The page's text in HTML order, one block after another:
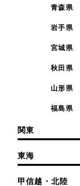
青森県
岩手県
宮城県
秋田県
山形県
福島県
関東
東海
甲信越・北陸